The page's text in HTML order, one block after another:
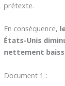
prétexte.
En conséquence,
États-Unis
nettement
Document 1 :